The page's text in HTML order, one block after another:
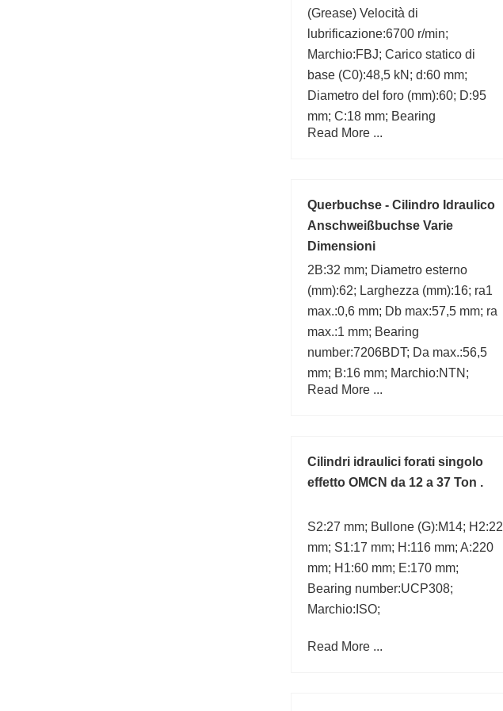
(Grease) Velocità di
lubrificazione:6700 r/min;
Marchio:FBJ; Carico statico di
base (C0):48,5 kN; d:60 mm;
Diametro del foro (mm):60; D:95
mm; C:18 mm; Bearing
number:N1012; Larghezza
Read More ...
Querbuchse - Cilindro Idraulico
Anschweißbuchse Varie
Dimensioni
2B:32 mm; Diametro esterno
(mm):62; Larghezza (mm):16; ra1
max.:0,6 mm; Db max:57,5 mm; ra
max.:1 mm; Bearing
number:7206BDT; Da max.:56,5
mm; B:16 mm; Marchio:NTN;
Read More ...
Cilindri idraulici forati singolo
effetto OMCN da 12 a 37 Ton .
S2:27 mm; Bullone (G):M14; H2:22
mm; S1:17 mm; H:116 mm; A:220
mm; H1:60 mm; E:170 mm;
Bearing number:UCP308;
Marchio:ISO;
Read More ...